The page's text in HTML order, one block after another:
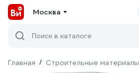
Москва
Поиск в каталоге
Главная / Строительные материалы